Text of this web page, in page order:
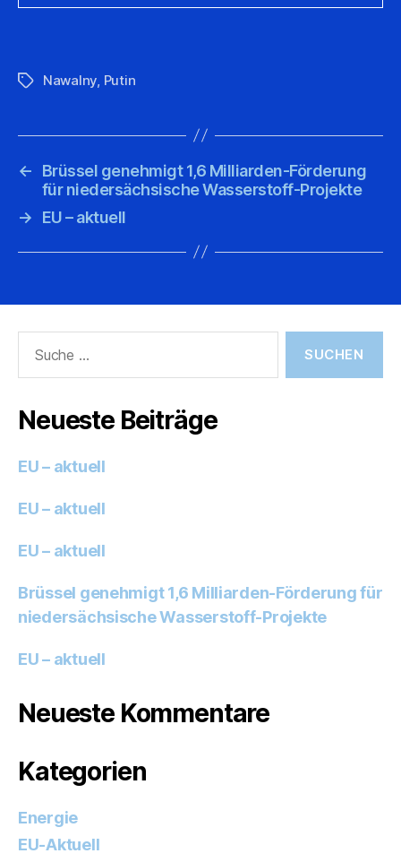
Schlagwörter
Nawalny Putin
←
Brüssel genehmigt 1,6 Milliarden-Förderung
für niedersächsische Wasserstoff-Projekte
→
EU – aktuell
nach:
Neueste Beiträge
EU – aktuell
EU – aktuell
EU – aktuell
Brüssel genehmigt 1,6 Milliarden-Förderung für
niedersächsische Wasserstoff-Projekte
EU – aktuell
Neueste Kommentare
Kategorien
Energie
EU-Aktuell